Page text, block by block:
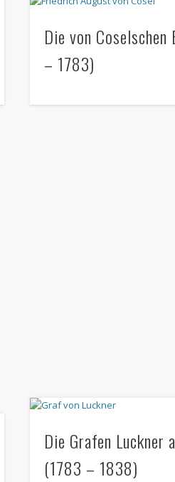
Die von Coselschen
– 1783)
Die Grafen Luckner
(1783 – 1838)